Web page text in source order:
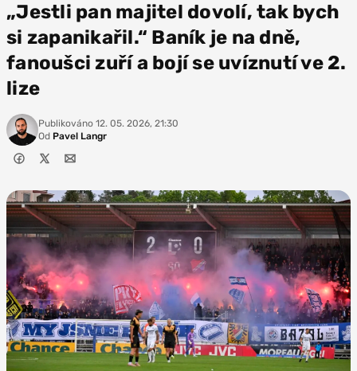
„Jestli pan majitel dovolí, tak bych
si zapanikařil.“ Baník je na dně,
fanoušci zuří a bojí se uvíznutí ve 2.
lize
Publikováno 12. 05. 2026, 21:30
Od Pavel Langr